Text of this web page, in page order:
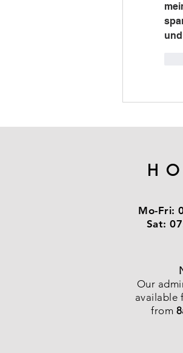
Mo-Fri:
Sat:
Our
available
from